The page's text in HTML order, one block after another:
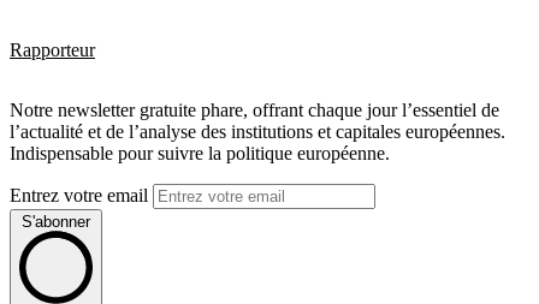
Rapporteur
Notre newsletter gratuite phare, offrant chaque jour l’essentiel de
l’actualité et de l’analyse des institutions et capitales européennes.
Indispensable pour suivre la politique européenne.
Entrez votre email
S'abonner